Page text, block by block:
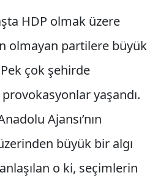
HDP olmak üzere
olmayan partilere büyük
çok şehirde
yaşandı.
Ajansı’nın
büyük bir algı
o ki, seçimlerin